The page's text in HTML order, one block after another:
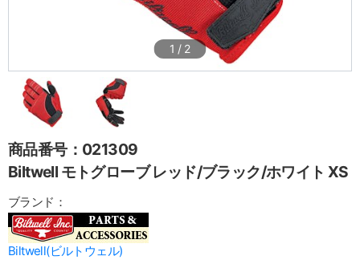
1 / 2
商品番号：021309
Biltwell モトグローブ レッド/ブラック/ホワイト XS
ブランド：
Biltwell(ビルトウェル)